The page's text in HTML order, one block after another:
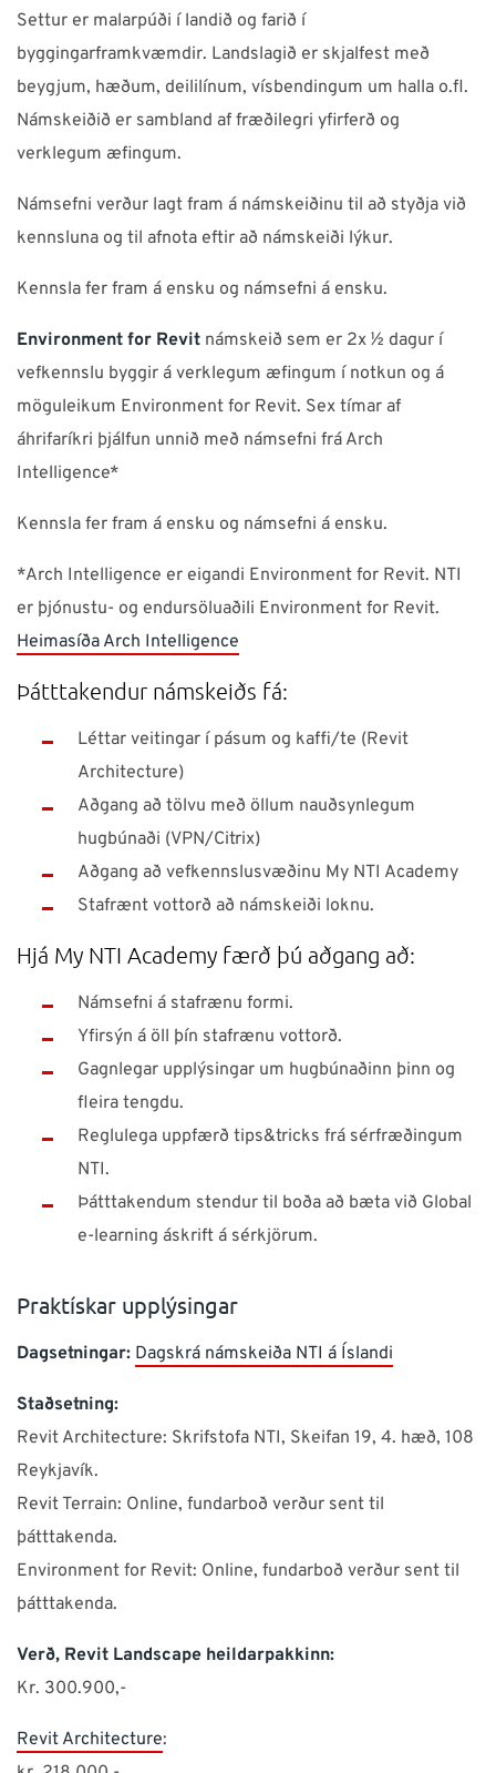
Settur er malarpúði í landið og farið í
byggingarframkvæmdir. Landslagið er skjalfest með
beygjum, hæðum, deililínum, vísbendingum um halla o.fl.
Námskeiðið er sambland af fræðilegri yfirferð og
verklegum æfingum.
Námsefni verður lagt fram á námskeiðinu til að styðja við
kennsluna og til afnota eftir að námskeiði lýkur.
Kennsla fer fram á ensku og námsefni á ensku.
Environment for Revit námskeið sem er 2x ½ dagur í
vefkennslu byggir á verklegum æfingum í notkun og á
möguleikum Environment for Revit. Sex tímar af
áhrifaríkri þjálfun unnið með námsefni frá Arch
Intelligence*
Kennsla fer fram á ensku og námsefni á ensku.
*Arch Intelligence er eigandi Environment for Revit. NTI
er þjónustu- og endursöluaðili Environment for Revit.
Heimasíða Arch Intelligence
Þátttakendur námskeiðs fá:
Léttar veitingar í pásum og kaffi/te (Revit
Architecture)
Aðgang að tölvu með öllum nauðsynlegum
hugbúnaði (VPN/Citrix)
Aðgang að vefkennslusvæðinu My NTI Academy
Stafrænt vottorð að námskeiði loknu.
Hjá My NTI Academy færð þú aðgang að:
Námsefni á stafrænu formi.
Yfirsýn á öll þín stafrænu vottorð.
Gagnlegar upplýsingar um hugbúnaðinn þinn og
fleira tengdu.
Reglulega uppfærð tips&tricks frá sérfræðingum
NTI.
Þátttakendum stendur til boða að bæta við Global
e-learning áskrift á sérkjörum.
Praktískar upplýsingar
Dagsetningar: Dagskrá námskeiða NTI á Íslandi
Staðsetning:
Revit Architecture: Skrifstofa NTI, Skeifan 19, 4. hæð, 108
Reykjavík.
Revit Terrain: Online, fundarboð verður sent til
þátttakenda.
Environment for Revit: Online, fundarboð verður sent til
þátttakenda.
Verð, Revit Landscape heildarpakkinn:
Kr. 300.900,-
Revit Architecture: